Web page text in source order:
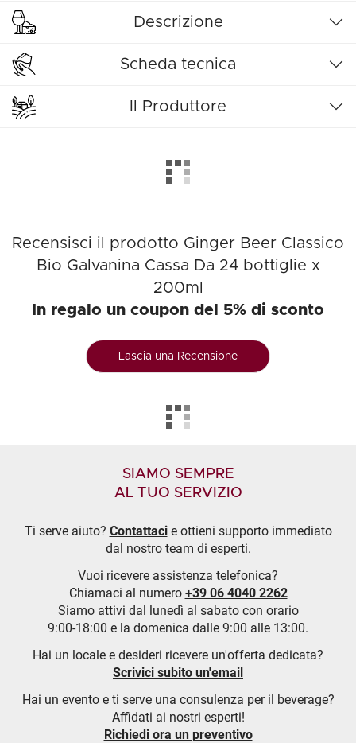
Descrizione
Scheda tecnica
Il Produttore
Recensisci il prodotto Ginger Beer Classico
Bio Galvanina Cassa Da 24 bottiglie x
200ml
In regalo un coupon del 5% di sconto
Lascia una Recensione
SIAMO SEMPRE
AL TUO SERVIZIO
Ti serve aiuto? Contattacie ottieni supporto immediato
dal nostro team di esperti.
Vuoi ricevere assistenza telefonica?
Chiamaci al numero +39 06 4040 2262
Siamo attivi dal lunedì al sabato con orario
9:00-18:00 e la domenica dalle 9:00 alle 13:00.
Hai un locale e desideri ricevere un'offerta dedicata?
Scrivici subito un'email
Hai un evento e ti serve una consulenza per il beverage?
Affidati ai nostri esperti!
Richiedi ora un preventivo